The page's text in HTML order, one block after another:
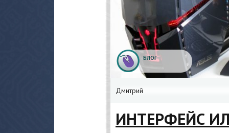
БЛОГ
Дмитрий
ИНТЕРФЕЙС